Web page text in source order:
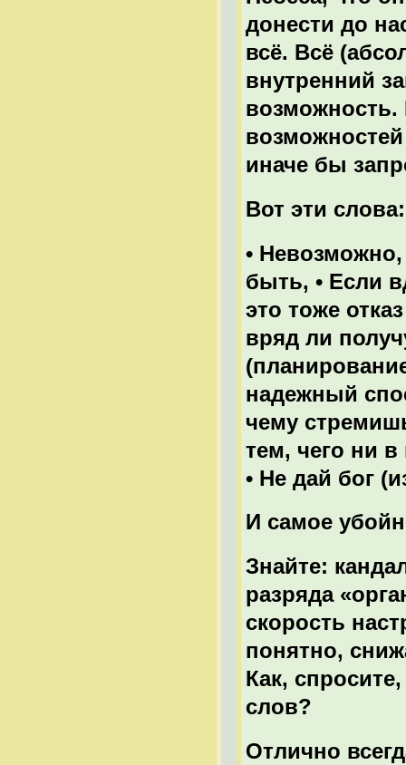
донести до
всё. Всё
внутренний
возможность.
иначе бы
Вот эти слова:
• Невозможно,
быть, • Если
это тоже
вряд ли
надежный
чему
тем, чего ни в
• Не дай бог
И самое
Знайте:
разряда
скорость
понятно,
Как,
слов?
Отлично